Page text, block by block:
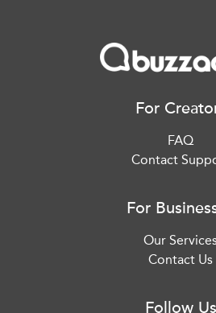
For
FAQ
Contact
For
Our
Contact Us
Follow Us